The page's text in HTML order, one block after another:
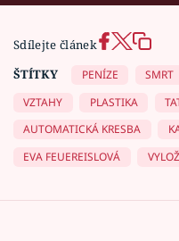
Sdílejte článek
ŠTÍTKY
PENÍZE SMRT
VZTAHY
PLASTIKA
AUTOMATICKÁ KRESBA
EVA FEUEREISLOVÁ